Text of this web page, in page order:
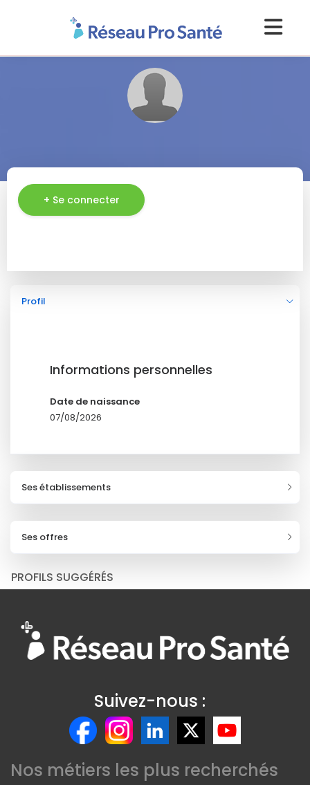
+ Se connecter
Profil
Informations personnelles
Date de naissance
07/08/2026
Ses établissements
Ses offres
PROFILS SUGGÉRÉS
Suivez-nous :
Nos métiers les plus recherchés